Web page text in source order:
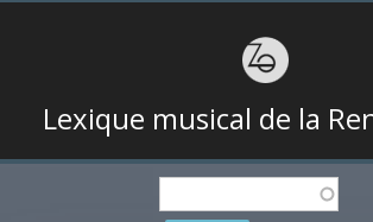
Lexique musical de la
Search